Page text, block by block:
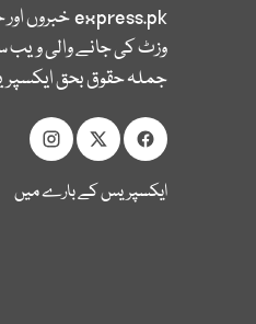
express.pkخبروں
وزٹ کی جانے والی ویب
جملہ حقوق بحق
ایکسپریس کے بارے میں